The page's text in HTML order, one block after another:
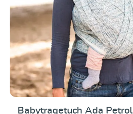
Babytragetuch Ada Petrol